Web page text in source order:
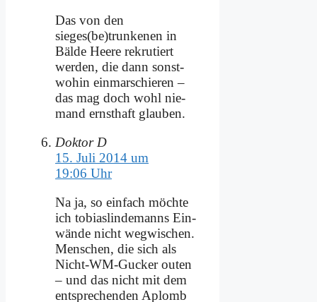
Das von den
sieges(be)trunkenen in
Bäl­de Hee­re re­kru­tiert
wer­den, die dann sonst­
wo­hin ein­mar­schie­ren –
das mag doch wohl nie­
mand ernst­haft glau­ben.
Doktor D
15. Juli 2014 um
19:06 Uhr
Na ja, so ein­fach möch­te
ich to­bi­as­lin­de­manns Ein­
wän­de nicht weg­wi­schen.
Men­schen, die sich als
Nicht-WM-Gucker outen
– und das nicht mit dem
ent­spre­chen­den Aplomb